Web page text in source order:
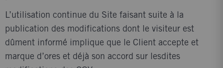
L’utilisation continue du Site faisant suite à la
publication des modifications dont le visiteur est
dûment informé implique que le Client accepte et
marque d’ores et déjà son accord sur lesdites